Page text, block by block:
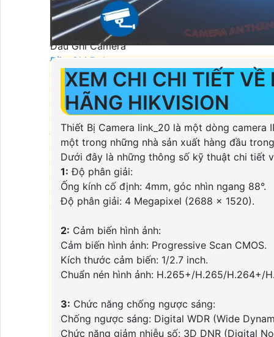
Đầu Ghi Hình
Đầu Ghi Camera
Đầu Ghi Dahua
Đầu Ghi Hikvision
Đầu Ghi Kbvision
Đầu Ghi Vantech
Đầu Ghi Wifi
Đầu Ghi Số Kênh
Đầu Ghi 4 Kênh
Đầu Ghi 8 Kênh
Đầu Ghi 16 Kênh
Đầu Ghi 32 Kênh
Đầu Ghi 64 Kênh
Máy Chấm Công
Máy Chấm Công Hikvision
Máy Chấm Công Dahua
Máy Chấm Công Kbvision
XEM CHI CHI TIẾT
HÃNG HIKVISION
Thiết Bị Camera link_20 là một dòng
một trong những nhà sản xuất hàng đầu
Dưới đây là những thông số kỹ thuật chi tiết
1: Độ phân giải:
Ống kính cố định: 4mm, góc nhìn ngang 88°.
Độ phân giải: 4 Megapixel (2688 x 1520).
2: Cảm biến hình ảnh:
Cảm biến hình ảnh: Progressive Scan CMOS.
Kích thước cảm biến: 1/2.7 inch.
Chuẩn nén hình ảnh: H.265+/H.265/H.264+/
3: Chức năng chống ngược sáng:
Chống ngược sáng: Digital WDR (Wide
Chức năng giảm nhiễu số: 3D DNR (Digital